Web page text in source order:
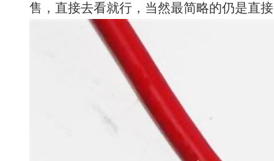
售，直接去看就行，当然最简略的仍是直